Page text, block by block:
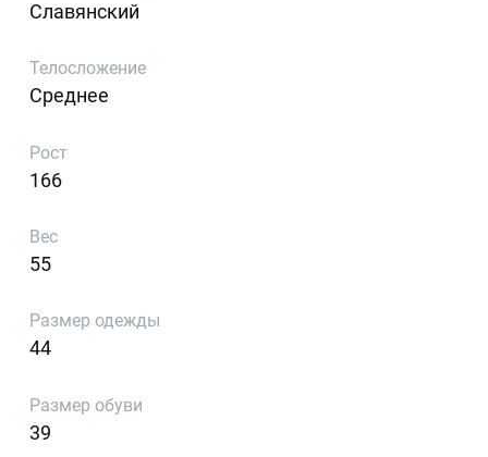
Славянский
Телосложение
Среднее
Рост
166
Вес
55
Размер одежды
44
Размер обуви
39